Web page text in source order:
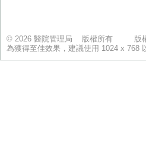
© 2026 醫院管理局 版權所有 版
為獲得至佳效果，建議使用 1024 x 768